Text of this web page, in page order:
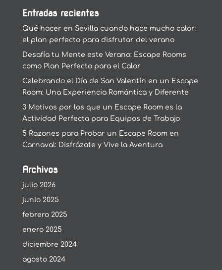
Entradas recientes
Qué hacer en Sevilla cuando hace mucho calor:
el plan perfecto para disfrutar del verano
Desafía tu Mente este Verano: Escape Rooms
como Plan Perfecto para el Calor
Celebrando el Día de San Valentín en un Escape
Room: Una Experiencia Romántica y Diferente
3 Motivos por los que un Escape Room es la
Actividad Perfecta para Equipos de Trabajo
5 Razones para Probar un Escape Room en
Carnaval: Disfrázate y Vive la Aventura
Archivos
julio 2026
junio 2025
febrero 2025
enero 2025
diciembre 2024
agosto 2024